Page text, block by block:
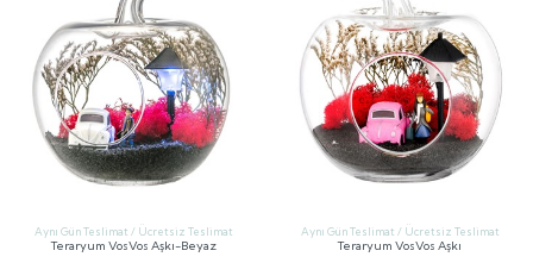
Aynı Gün Teslimat / Ücretsiz Teslimat
Teraryum VosVos Aşkı-Beyaz
Aynı Gün Teslimat / Ücretsiz Teslimat
Teraryum VosVos Aşkı